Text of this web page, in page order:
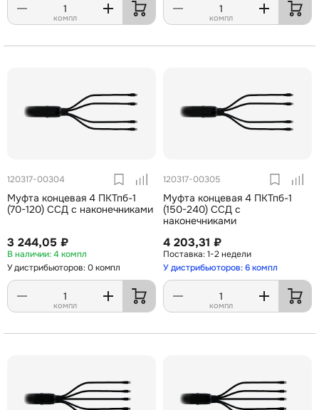
компл компл
120317-00304
Муфта концевая 4 ПКТпб-1
(70-120) ССД с наконечниками
3 244,05 ₽
4 компл
У дистрибьюторов: 0 компл
компл
120317-00305
Муфта концевая 4 ПКТпб-1
(150-240) ССД с
наконечниками
4 203,31 ₽
1-2 недели
У дистрибьюторов: 6 компл
компл